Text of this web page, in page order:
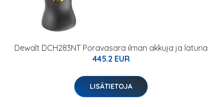
Dewalt DCH283NT Poravasara ilman akkuja ja laturia
445.2 EUR
LISÄTIETOJA